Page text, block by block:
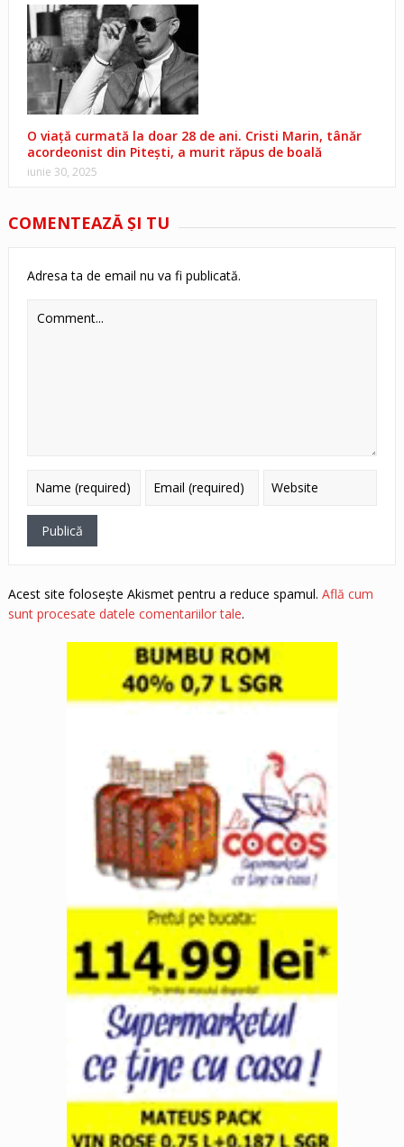
O viață curmată la doar 28 de ani. Cristi Marin, tânăr
acordeonist din Pitești, a murit răpus de boală
iunie 30, 2025
COMENTEAZĂ ŞI TU
Adresa ta de email nu va fi publicată.
Acest site folosește Akismet pentru a reduce spamul. Află cum
sunt procesate datele comentariilor tale.